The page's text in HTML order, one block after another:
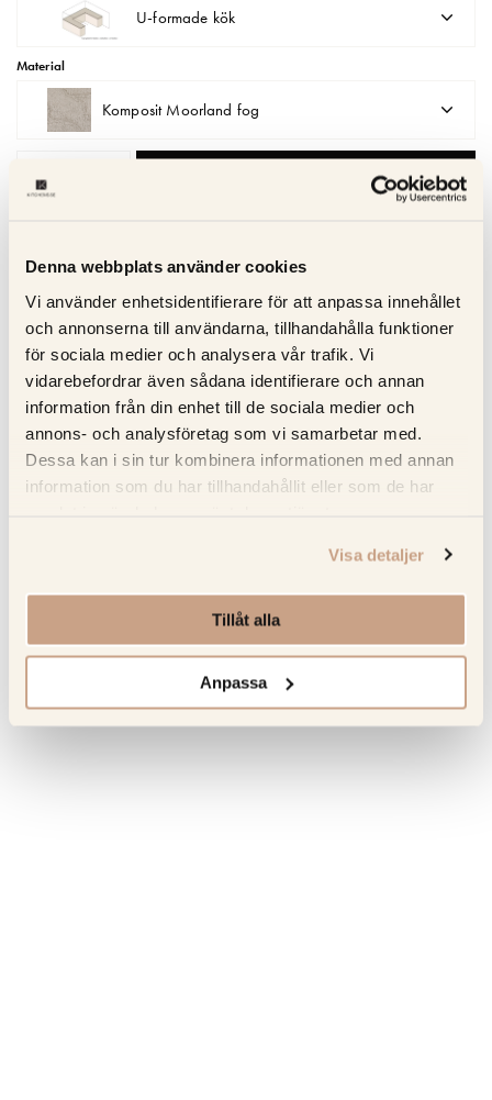
Denna webbplats använder cookies
Vi använder enhetsidentifierare för att anpassa innehållet
och annonserna till användarna, tillhandahålla funktioner
för sociala medier och analysera vår trafik. Vi
vidarebefordrar även sådana identifierare och annan
information från din enhet till de sociala medier och
annons- och analysföretag som vi samarbetar med.
Dessa kan i sin tur kombinera informationen med annan
information som du har tillhandahållit eller som de har
Visa detaljer
Tillåt alla
Anpassa
Matberedare & Mixer
Vattenkokare
U-formade kök
Material
Komposit Moorland fog
LÄGG I VARUKORGEN
Kvalitetsgaranti
Trygg service
Snabb leverans
Beskrivning
Recensioner
Senast sedda produkter
Hitta tillbaka till favoriterna som du tidigare har besökt.